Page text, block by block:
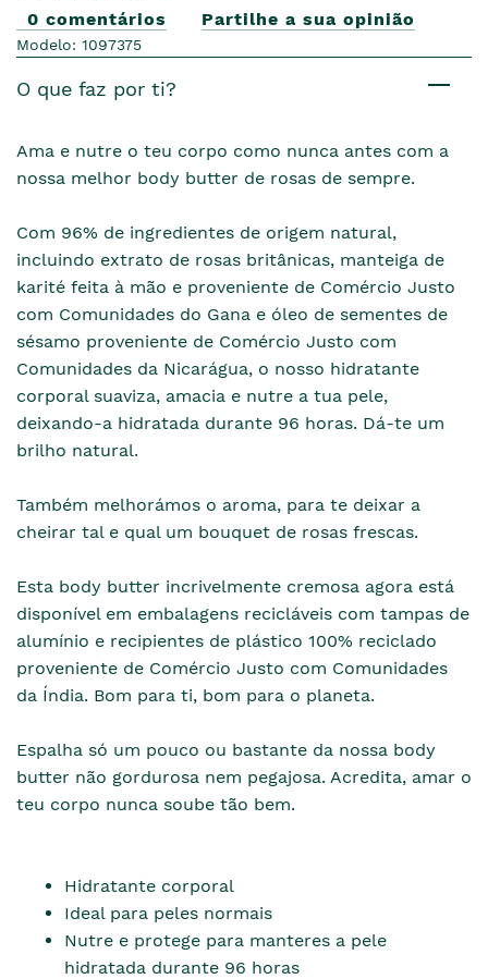
0 comentários Partilhe a sua opinião
Modelo: 1097375
O que faz por ti?
Ama e nutre o teu corpo como nunca antes com a
nossa melhor body butter de rosas de sempre.
Com 96% de ingredientes de origem natural,
incluindo extrato de rosas britânicas, manteiga de
karité feita à mão e proveniente de Comércio Justo
com Comunidades do Gana e óleo de sementes de
sésamo proveniente de Comércio Justo com
Comunidades da Nicarágua, o nosso hidratante
corporal suaviza, amacia e nutre a tua pele,
deixando-a hidratada durante 96 horas. Dá-te um
brilho natural.
Também melhorámos o aroma, para te deixar a
cheirar tal e qual um bouquet de rosas frescas.
Esta body butter incrivelmente cremosa agora está
disponível em embalagens recicláveis com tampas de
alumínio e recipientes de plástico 100% reciclado
proveniente de Comércio Justo com Comunidades
da Índia. Bom para ti, bom para o planeta.
Espalha só um pouco ou bastante da nossa body
butter não gordurosa nem pegajosa. Acredita, amar o
teu corpo nunca soube tão bem.
Hidratante corporal
Ideal para peles normais
Nutre e protege para manteres a pele
hidratada durante 96 horas